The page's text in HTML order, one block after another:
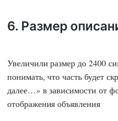
6. Размер
Увеличили размер до 2400
понимать, что часть будет
далее…» в зависимости от
отображения объявления